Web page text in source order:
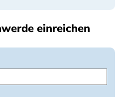
einreichen